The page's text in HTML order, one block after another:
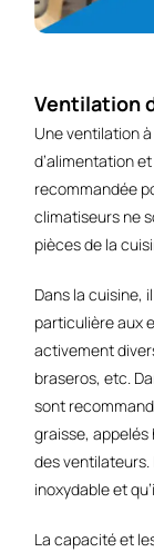
Ventilation
Une ventilation
d’alimentation
recommandée
climatiseurs ne
pièces de la
Dans la cuisine,
particulière aux
activement
braseros, etc.
sont
graisse,
des ventilateurs.
inoxydable et
La capacité et